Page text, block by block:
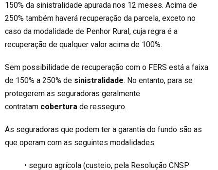
150% da sinistralidade apurada nos 12 meses. Acima de
250% também haverá recuperação da parcela, exceto no
caso da modalidade de Penhor Rural, cuja regra é a
recuperação de qualquer valor acima de 100%.
Sem possibilidade de recuperação com o FERS está a faixa
de 150% a 250% de sinistralidade. No entanto, para se
protegerem as seguradoras geralmente
contratam cobertura de resseguro.
As seguradoras que podem ter a garantia do fundo são as
que operam com as seguintes modalidades:
• seguro agrícola (custeio, pela Resolução CNSP